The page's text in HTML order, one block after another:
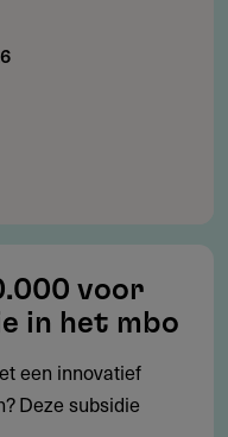
bestaan uit ten
aansluiting tussen
aandacht voor
opgaven.
geldt dat
projectkosten kan
voor
in het mbo
een innovatief
Deze subsidie